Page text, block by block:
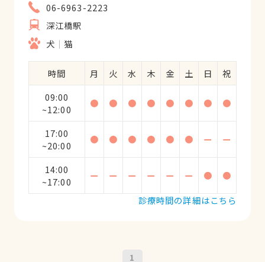
06-6963-2223
深江橋駅
犬
猫
時間 月 火 水 木 金 土 日
祝
09:00
~12:00
● ● ● ● ● ● ● ●
17:00
~20:00
● ● ● ● ● ● ー ー
14:00
~17:00
ー ー ー ー ー ー ●
●
診療時間の詳細はこちら
1